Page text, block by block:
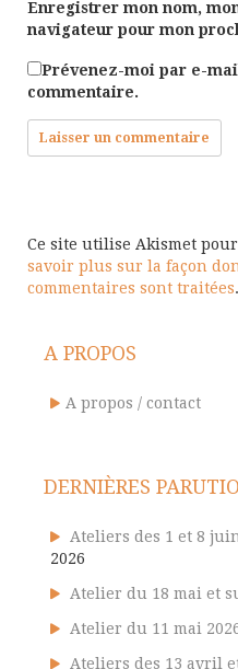
Enregistrer mon nom,
navigateur pour mon
Prévenez-moi par e-
commentaire.
Ce site utilise Akismet
savoir plus sur la façon
commentaires sont traitées.
A PROPOS
A propos / contact
DERNIÈRES
Ateliers des 1 et 8
2026
Atelier du 18 mai et
Atelier du 11 mai
Ateliers des 13 avril